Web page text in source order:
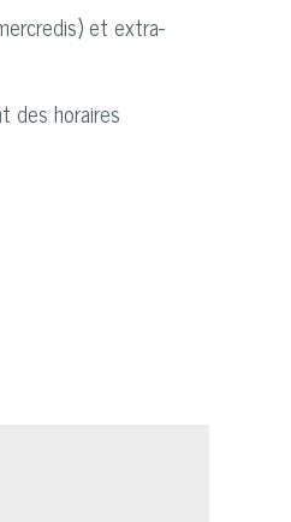
et extra-
des horaires